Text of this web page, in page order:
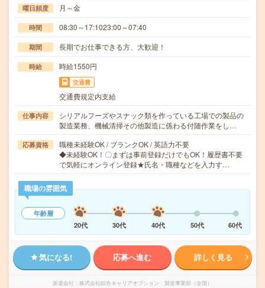
曜日頻度 月～金
時間 08:30～17:1023:00～07:40
期間 長期でお仕事できる方、大歓迎！
時給 時給1550円
交通費
交通費規定内支給
仕事内容
シリアルフーズやスナック類を作っている工場での製品の
製造業務、機械清掃その他製造に係わる付随作業をし…
応募資格
職種未経験OK / ブランクOK / 英語力不要
◆未経験OK！〇まずは事前登録だけでもOK！履歴書不要
で気軽にオンライン登録★氏名・職種などを入力す…
職場の雰囲気
年齢層
20代
30代 40代 50代 60代
気になる! 応募へ進む 詳しく見る
派遣会社 株式会社綜合キャリアオプション 製造事業部（全国）